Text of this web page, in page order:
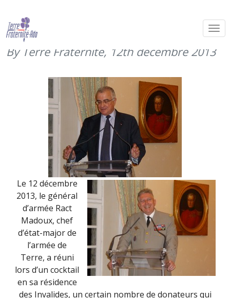
Cocktail du CEMAT en l’honneur de
Terre Fraternité – 12 décembre 2013
By Terre Fraternité, 12th décembre 2013
Le 12 décembre
2013, le général
d’armée Ract
Madoux, chef
d’état-major de
l’armée de
Terre, a réuni
lors d’un cocktail
en sa résidence
des Invalides, un certain nombre de donateurs qui